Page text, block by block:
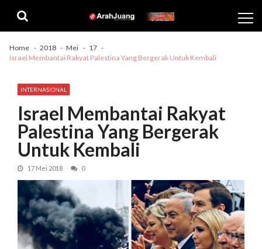
navigation
content
Home 2018 Mei
17
Israel Membantai Rakyat Palestina Yang Bergerak Untuk Kembali
INTERNASIONAL
Israel Membantai Rakyat
Palestina Yang Bergerak
Untuk Kembali
17 Mei 2018 0